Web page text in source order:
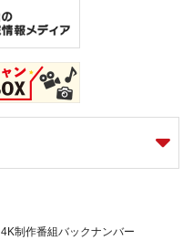
4K制作番組バックナンバー